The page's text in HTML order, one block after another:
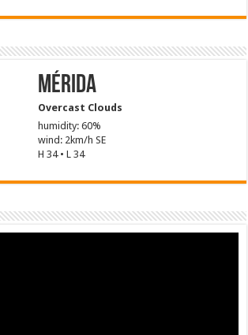
Mérida
Overcast Clouds
humidity: 60%
wind: 2km/h SE
H 34 • L 34